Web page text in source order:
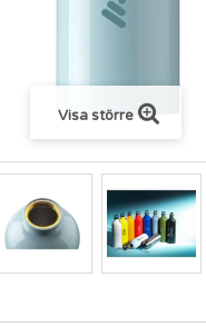
Visa större